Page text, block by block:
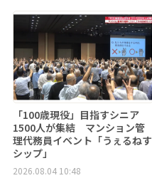
「100歳現役」目指すシニア
1500人が集結 マンション管
理代務員イベント「うぇるねす
シップ」
2026.08.04 10:48